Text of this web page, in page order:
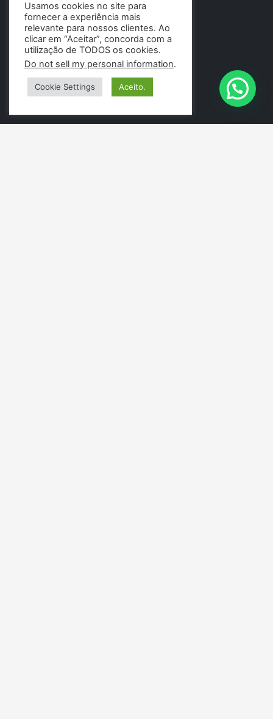
Usamos cookies no site para
fornecer a experiência mais
relevante para nossos clientes. Ao
clicar em “Aceitar”, concorda com a
utilização de TODOS os cookies.
Do not sell my personal information.
Cookie Settings Aceito.